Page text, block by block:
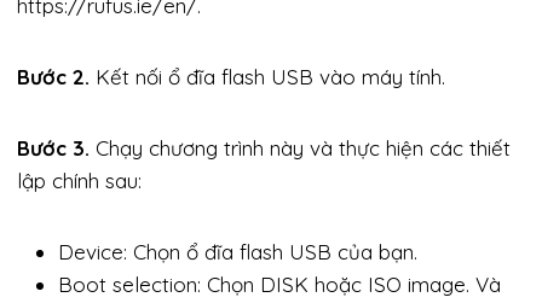
https://rufus.ie/en/.
Bước 2. Kết nối ổ đĩa flash USB vào máy tính.
Bước 3. Chạy chương trình này và thực hiện các thiết
lập chính sau:
Device: Chọn ổ đĩa flash USB của bạn.
Boot selection: Chọn DISK hoặc ISO image. Và